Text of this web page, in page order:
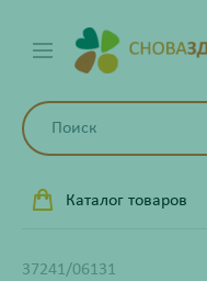
Каталог товаров
37241/06131